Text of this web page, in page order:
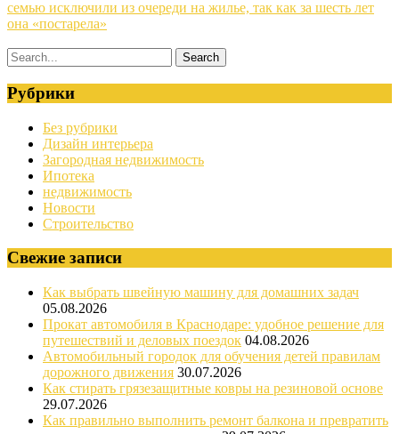
семью исключили из очереди на жилье, так как за шесть лет
она «постарела»
Рубрики
Без рубрики
Дизайн интерьера
Загородная недвижимость
Ипотека
недвижимость
Новости
Строительство
Свежие записи
Как выбрать швейную машину для домашних задач
05.08.2026
Прокат автомобиля в Краснодаре: удобное решение для
путешествий и деловых поездок 04.08.2026
Автомобильный городок для обучения детей правилам
дорожного движения 30.07.2026
Как стирать грязезащитные ковры на резиновой основе
29.07.2026
Как правильно выполнить ремонт балкона и превратить